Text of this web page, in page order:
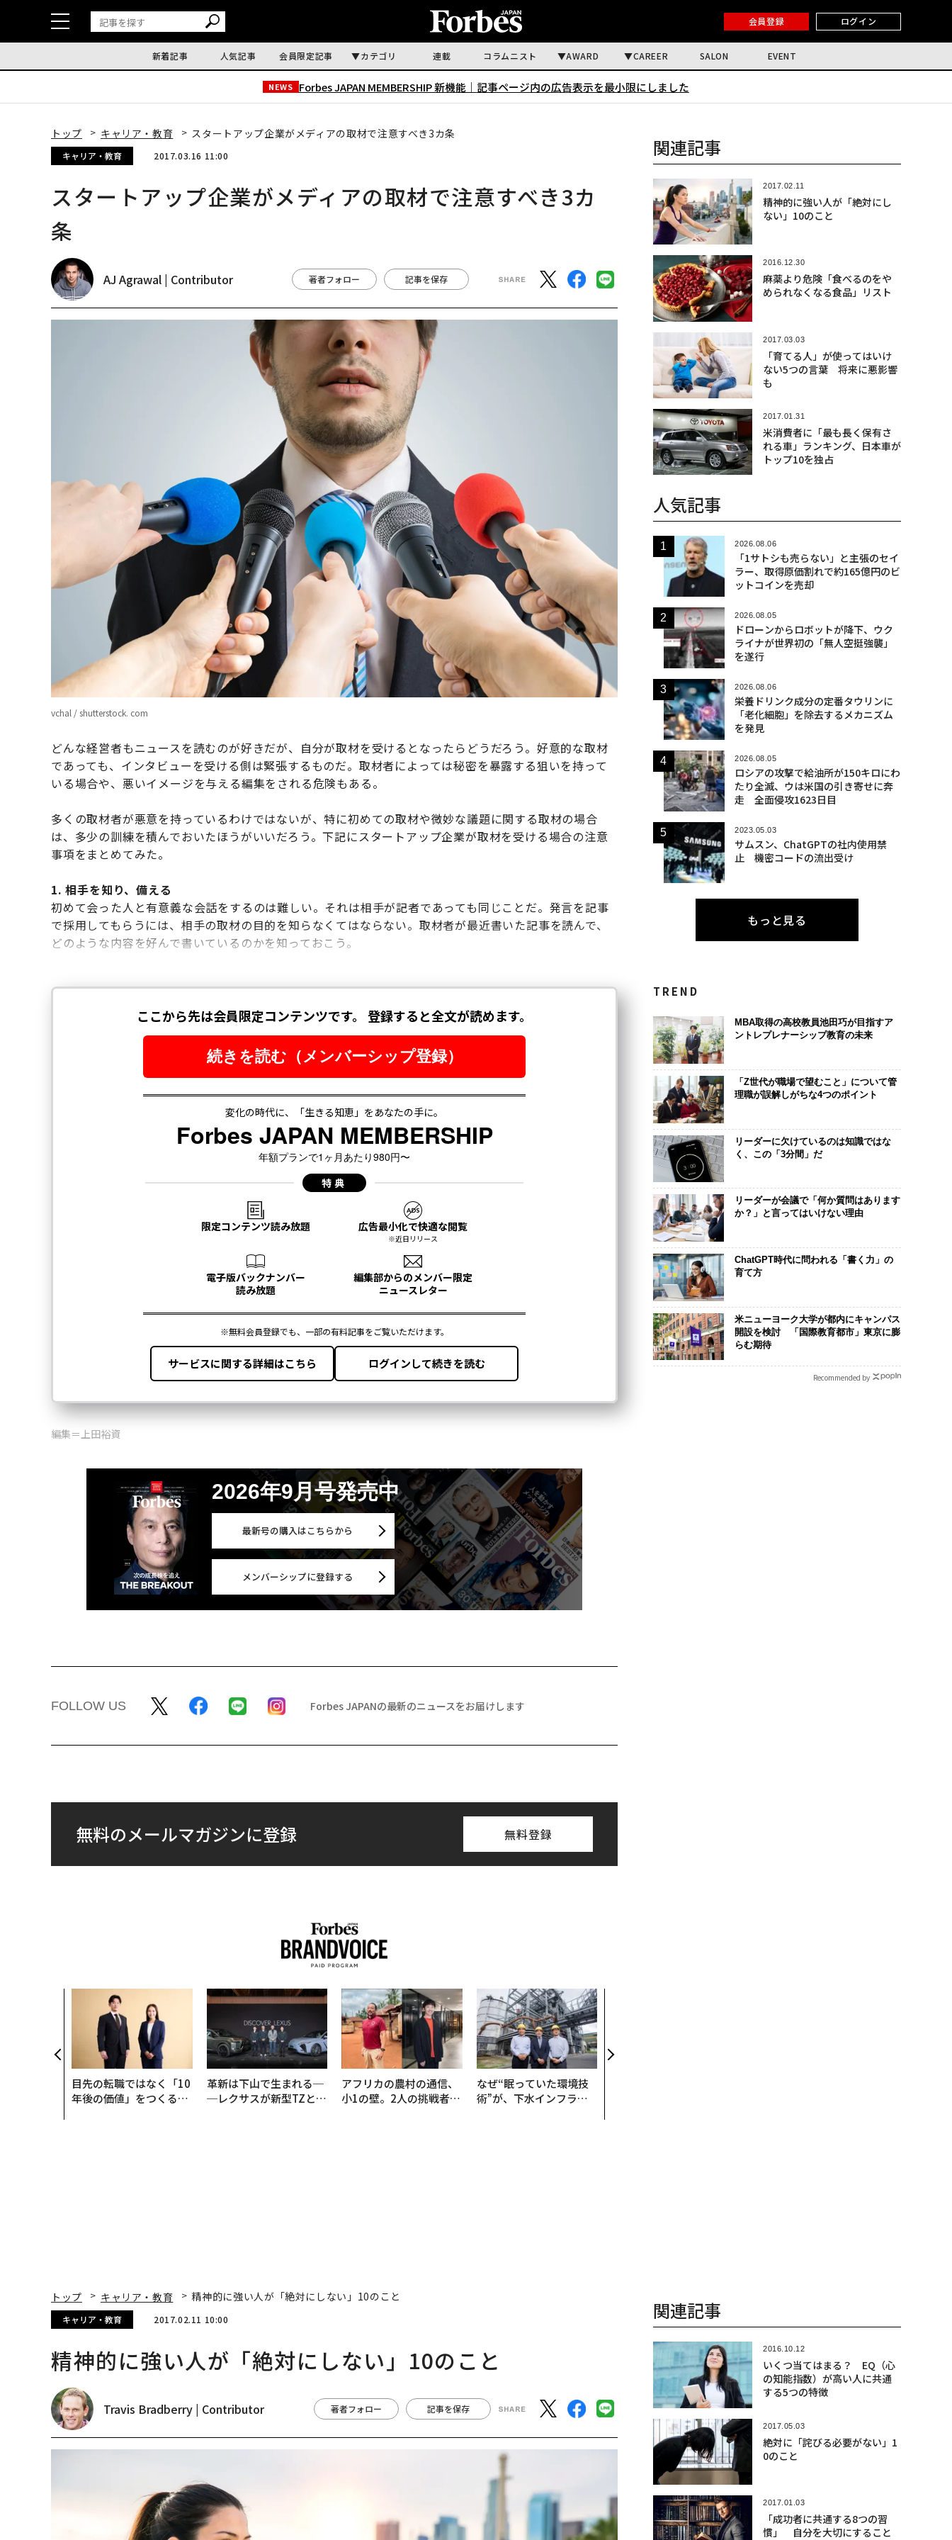
会員登録 ログイン
新着記事 人気記事 会員限定記事 カテゴリ 連載 コラムニスト AWARD CAREER SALON EVENT
NEWS Forbes JAPAN MEMBERSHIP 新機能｜ 記事ページ内の広告表示を最小限にしました
トップ キャリア・教育 スタートアップ企業がメディアの取材で注意すべき3カ条
キャリア・教育 2017.03.16 11:00
スタートアップ企業がメディアの取材で注意すべき3カ
条
AJ Agrawal | Contributor 著者フォロー 記事を保存
vchal / shutterstock. com
どんな経営者もニュースを読むのが好きだが、自分が取材を受けるとなったらどうだろう。好意的な取材
であっても、インタビューを受ける側は緊張するものだ。取材者によっては秘密を暴露する狙いを持って
いる場合や、悪いイメージを与える編集をされる危険もある。
多くの取材者が悪意を持っているわけではないが、特に初めての取材や微妙な議題に関する取材の場合
は、多少の訓練を積んでおいたほうがいいだろう。下記にスタートアップ企業が取材を受ける場合の注意
事項をまとめてみた。
1. 相手を知り、備える
初めて会った人と有意義な会話をするのは難しい。それは相手が記者であっても同じことだ。発言を記事
で採用してもらうには、相手の取材の目的を知らなくてはならない。取材者が最近書いた記事を読んで、
どのような内容を好んで書いているのかを知っておこう。
編集＝上田裕資
2026年9月号発売中
最新号の購入はこちらから
メンバーシップに登録する
FOLLOW US Forbes JAPANの最新のニュースをお届けします
無料のメールマガジンに登録 無料登録
目先の転職ではなく「10
年後の価値」をつくる─
革新は下山で生まれる─
─レクサスが新型TZとE
アフリカの農村の通信、
小1の壁。2人の挑戦者が
なぜ“眠っていた環境技
術”が、下水インフラを
×PwC】
関連記事
2017.02.11
精神的に強い人が「絶対にし
ない」10のこと
2016.12.30
麻薬より危険「食べるのをや
められなくなる食品」リスト
2017.03.03
「育てる人」が使ってはいけ
ない5つの言葉 将来に悪影響
も
2017.01.31
米消費者に「最も長く保有さ
れる車」ランキング、日本車が
トップ10を独占
人気記事
2026.08.06
「1サトシも売らない」と主張のセイ
ラー、取得原価割れで約165億円のビ
ットコインを売却
2026.08.05
ドローンからロボットが降下、ウク
ライナが世界初の「無人空挺強襲」
を遂行
2026.08.06
栄養ドリンク成分の定番タウリンに
「老化細胞」を除去するメカニズム
を発見
2026.08.05
ロシアの攻撃で給油所が150キロにわ
たり全滅、ウは米国の引き寄せに奔
走 全面侵攻1623日目
2023.05.03
サムスン、ChatGPTの社内使用禁
止 機密コードの流出受け
もっと見る
TREND
MBA取得の高校教員池田巧が目指すア
ントレプレナーシップ教育の未来
「Z世代が職場で望むこと」について管
理職が誤解しがちな4つのポイント
リーダーに欠けているのは知識ではな
く、この「3分間」だ
リーダーが会議で「何か質問はあります
か？」と言ってはいけない理由
ChatGPT時代に問われる「書く力」の
育て方
米ニューヨーク大学が都内にキャンパス
開設を検討 「国際教育都市」東京に膨
らむ期待
Recommended by
トップ キャリア・教育 精神的に強い人が「絶対にしない」10のこと
キャリア・教育 2017.02.11 10:00
精神的に強い人が「絶対にしない」10のこと
Travis Bradberry | Contributor 著者フォロー 記事を保存
関連記事
2016.10.12
いくつ当てはまる？ EQ（心
の知能指数）が高い人に共通
する5つの特徴
2017.05.03
絶対に「詫びる必要がない」1
0のこと
2017.01.03
「成功者に共通する8つの習
慣」 自分を大切にすること